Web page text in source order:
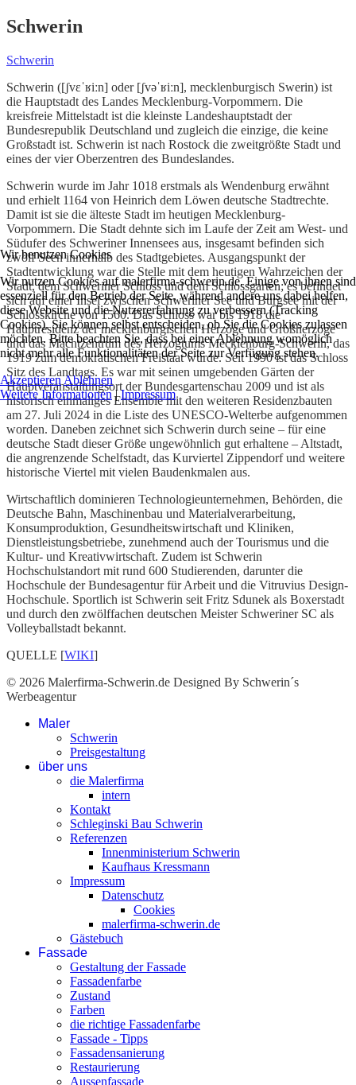
Schwerin
Schwerin
Schwerin ([ʃvɛˈʁiːn] oder [ʃvəˈʁiːn], mecklenburgisch Swerin) ist
die Hauptstadt des Landes Mecklenburg-Vorpommern. Die
kreisfreie Mittelstadt ist die kleinste Landeshauptstadt der
Bundesrepublik Deutschland und zugleich die einzige, die keine
Großstadt ist. Schwerin ist nach Rostock die zweitgrößte Stadt und
eines der vier Oberzentren des Bundeslandes.
Schwerin wurde im Jahr 1018 erstmals als Wendenburg erwähnt
und erhielt 1164 von Heinrich dem Löwen deutsche Stadtrechte.
Damit ist sie die älteste Stadt im heutigen Mecklenburg-
Vorpommern. Die Stadt dehnte sich im Laufe der Zeit am West- und
Südufer des Schweriner Innensees aus, insgesamt befinden sich
zwölf Seen innerhalb des Stadtgebietes. Ausgangspunkt der
Stadtentwicklung war die Stelle mit dem heutigen Wahrzeichen der
Stadt, dem Schweriner Schloss und dem Schlossgarten; es befindet
sich auf einer Insel zwischen Schweriner See und Burgsee mit der
Schlosskirche von 1560. Das Schloss war bis 1918 die
Hauptresidenz der mecklenburgischen Herzöge und Großherzöge
und das Machtzentrum des Herzogtums Mecklenburg-Schwerin, das
1919 zum demokratischen Freistaat wurde. Seit 1990 ist das Schloss
Sitz des Landtags. Es war mit seinen umgebenden Gärten der
Hauptveranstaltungsort der Bundesgartenschau 2009 und ist als
historisch einmaliges Ensemble mit den weiteren Residenzbauten
am 27. Juli 2024 in die Liste des UNESCO-Welterbe aufgenommen
worden. Daneben zeichnet sich Schwerin durch seine – für eine
deutsche Stadt dieser Größe ungewöhnlich gut erhaltene – Altstadt,
die angrenzende Schelfstadt, das Kurviertel Zippendorf und weitere
historische Viertel mit vielen Baudenkmalen aus.
Wirtschaftlich dominieren Technologieunternehmen, Behörden, die
Deutsche Bahn, Maschinenbau und Materialverarbeitung,
Konsumproduktion, Gesundheitswirtschaft und Kliniken,
Dienstleistungsbetriebe, zunehmend auch der Tourismus und die
Kultur- und Kreativwirtschaft. Zudem ist Schwerin
Hochschulstandort mit rund 600 Studierenden, darunter die
Hochschule der Bundesagentur für Arbeit und die Vitruvius Design-
Hochschule. Sportlich ist Schwerin seit Fritz Sdunek als Boxerstadt
und durch den zwölffachen deutschen Meister Schweriner SC als
Volleyballstadt bekannt.
QUELLE [WIKI]
© 2026 Malerfirma-Schwerin.de Designed By Schwerin´s
Werbeagentur
Maler
Schwerin
Preisgestaltung
über uns
die Malerfirma
intern
Kontakt
Schleginski Bau Schwerin
Referenzen
Innenministerium Schwerin
Kaufhaus Kressmann
Impressum
Datenschutz
Cookies
malerfirma-schwerin.de
Gästebuch
Fassade
Gestaltung der Fassade
Fassadenfarbe
Zustand
Farben
die richtige Fassadenfarbe
Fassade - Tipps
Fassadensanierung
Restaurierung
Aussenfassade
Wir benutzen Cookies
Wir nutzen Cookies auf malerfirma-schwerin.de. Einige von ihnen sind
essenziell für den Betrieb der Seite, während andere uns dabei helfen,
diese Website und die Nutzererfahrung zu verbessern (Tracking
Cookies). Sie können selbst entscheiden, ob Sie die Cookies zulassen
möchten. Bitte beachten Sie, dass bei einer Ablehnung womöglich
nicht mehr alle Funktionalitäten der Seite zur Verfügung stehen.
AkzeptierenAblehnen
Weitere Informationen|Impressum